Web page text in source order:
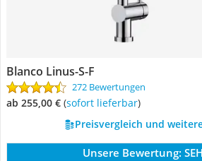
Blanco Linus-S-F
272 Bewertungen
ab 255,00 € ( Sofort lieferbar)
Preisvergleich und
Unsere Bewertung: